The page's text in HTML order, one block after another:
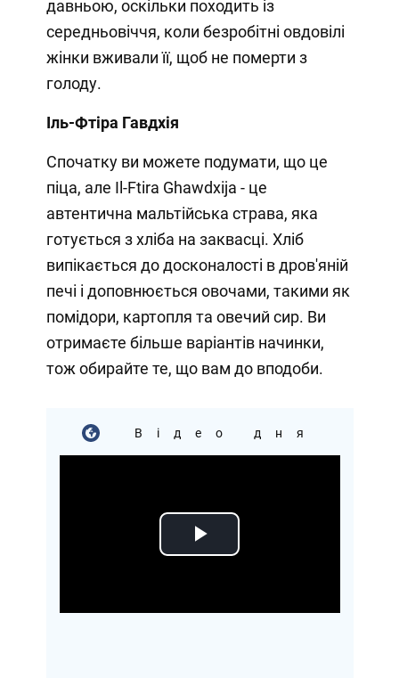
давньою, оскільки походить із
середньовіччя, коли безробітні овдовілі
жінки вживали її, щоб не померти з
голоду.
Іль-Фтіра Гавдхія
Спочатку ви можете подумати, що це
піца, але Il-Ftira Ghawdxija - це
автентична мальтійська страва, яка
готується з хліба на заквасці. Хліб
випікається до досконалості в дров'яній
печі і доповнюється овочами, такими як
помідори, картопля та овечий сир. Ви
отримаєте більше варіантів начинки,
тож обирайте те, що вам до вподоби.
Відео дня
Play